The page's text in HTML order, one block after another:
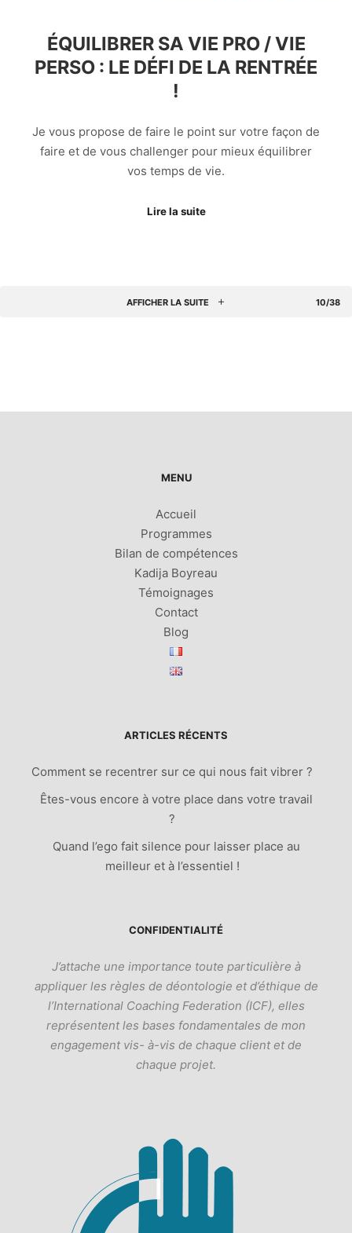
ÉQUILIBRER SA VIE PRO / VIE
PERSO : LE DÉFI DE LA RENTRÉE
!
Je vous propose de faire le point sur votre façon de
faire et de vous challenger pour mieux équilibrer
vos temps de vie.
Lire la suite
AFFICHER LA SUITE 10/38
MENU
Accueil
Programmes
Bilan de compétences
Kadija Boyreau
Témoignages
Contact
Blog
ARTICLES RÉCENTS
Comment se recentrer sur ce qui nous fait vibrer ?
Êtes-vous encore à votre place dans votre travail
?
Quand l’ego fait silence pour laisser place au
meilleur et à l’essentiel !
CONFIDENTIALITÉ
J’attache une importance toute particulière à
appliquer les règles de déontologie et d’éthique de
l’International Coaching Federation (ICF), elles
représentent les bases fondamentales de mon
engagement vis- à-vis de chaque client et de
chaque projet.